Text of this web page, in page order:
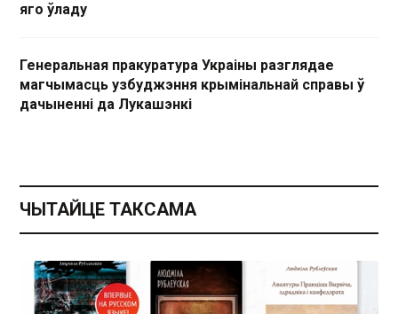
яго ўладу
Генеральная пракуратура Украіны разглядае
магчымасць узбуджэння крымінальнай справы ў
дачыненні да Лукашэнкі
ЧЫТАЙЦЕ ТАКСАМА